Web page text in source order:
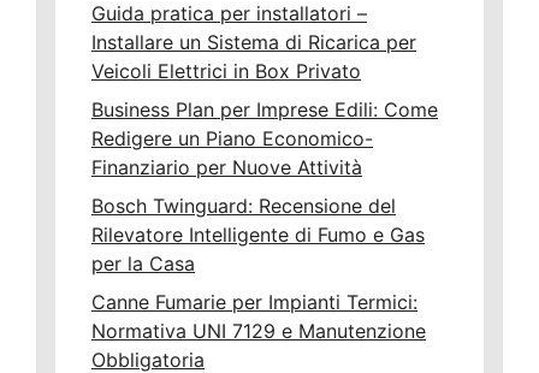
Guida pratica per installatori –
Installare un Sistema di Ricarica per
Veicoli Elettrici in Box Privato
Business Plan per Imprese Edili: Come
Redigere un Piano Economico-
Finanziario per Nuove Attività
Bosch Twinguard: Recensione del
Rilevatore Intelligente di Fumo e Gas
per la Casa
Canne Fumarie per Impianti Termici:
Normativa UNI 7129 e Manutenzione
Obbligatoria